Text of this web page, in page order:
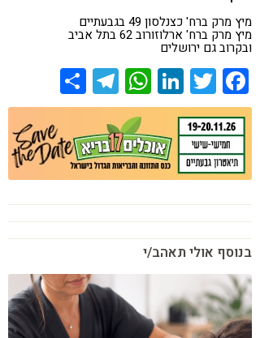
מיץ מרק ברח' כצנלסון 49 בגבעתיים
מיץ מרק ברח' ארלוזורוב 62 בתל אביב
ובקרוב גם ירושלים
Facebook
Twitter
LinkedIn
WhatsApp
Telegram
בנוסף אולי תאהב/י